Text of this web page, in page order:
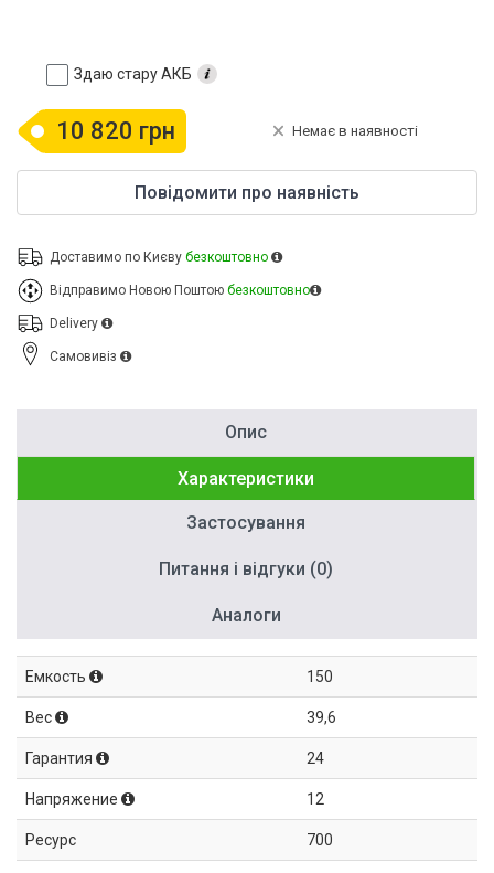
Здаю стару АКБ
10 820 грн Немає в наявності
Повідомити про наявність
Доставимо по Києву безкоштовно
Відправимо Новою Поштою безкоштовно
Delivery
Cамовивіз
Опис
Характеристики
Застосування
Питання і відгуки (0)
Аналоги
Емкость 150
Вес 39,6
Гарантия 24
Напряжение 12
Ресурс 700